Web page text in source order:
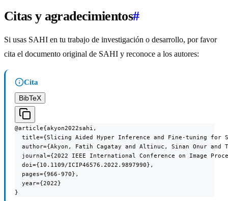
Citas y agradecimientos#
Si usas SAHI en tu trabajo de investigación o desarrollo, por favor
cita el documento original de SAHI y reconoce a los autores:
Cita
BibTeX
@article{akyon2022sahi,
title={Slicing Aided Hyper Inference and Fine-tuning for
author={Akyon, Fatih Cagatay and Altinuc, Sinan Onur and
journal={2022 IEEE International Conference on Image
  doi={10.1109/ICIP46576.2022.9897990},
  pages={966-970},
  year={2022}
}